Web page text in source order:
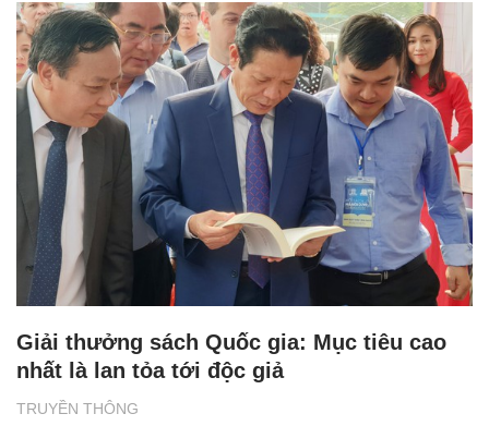
TRUYỀN THÔNG
Giải thưởng sách Quốc gia: Mục tiêu cao
nhất là lan tỏa tới độc giả